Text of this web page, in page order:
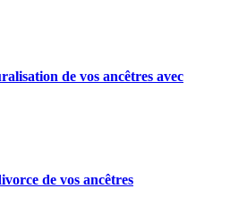
de vos ancêtres avec
de vos ancêtres